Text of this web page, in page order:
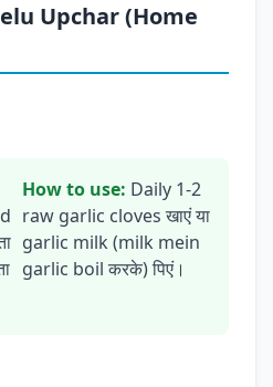
Upchar (Home
How to use: Daily 1-2
raw garlic cloves खाएं या
garlic milk (milk mein
garlic boil करके) पिएं।